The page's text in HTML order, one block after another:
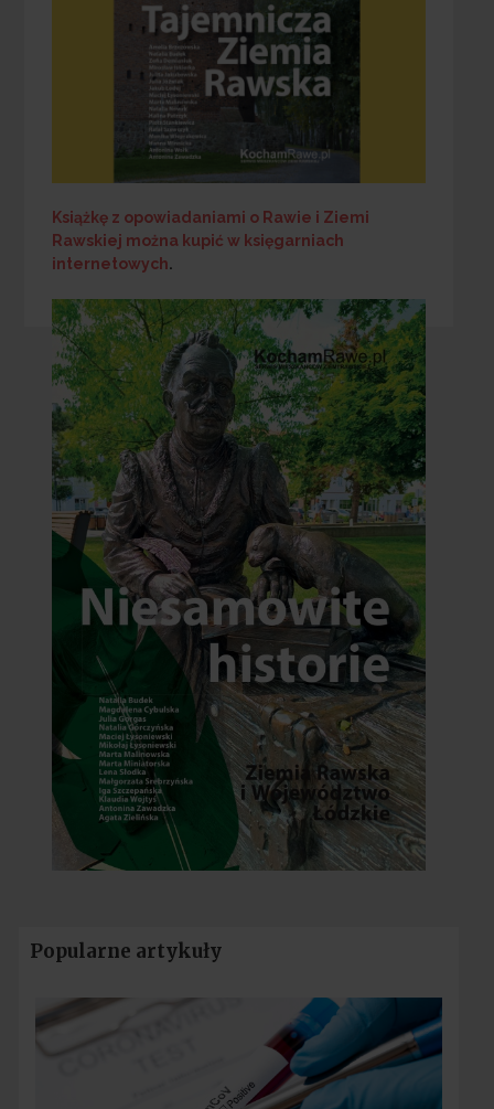
Książkę z opowiadaniami o Rawie i Ziemi
Rawskiej można kupić w księgarniach
internetowych.
Popularne artykuły